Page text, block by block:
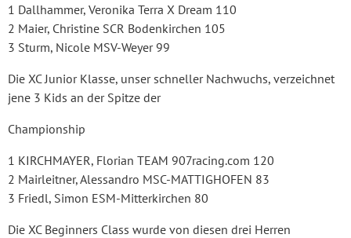
1 Dallhammer, Veronika Terra X Dream 110
2 Maier, Christine SCR Bodenkirchen 105
3 Sturm, Nicole MSV-Weyer 99
Die XC Junior Klasse, unser schneller Nachwuchs, verzeichnet
jene 3 Kids an der Spitze der
Championship
1 KIRCHMAYER, Florian TEAM 907racing.com 120
2 Mairleitner, Alessandro MSC-MATTIGHOFEN 83
3 Friedl, Simon ESM-Mitterkirchen 80
Die XC Beginners Class wurde von diesen drei Herren